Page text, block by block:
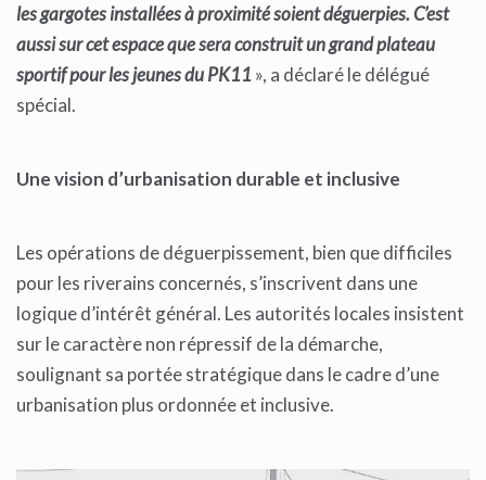
les gargotes installées à proximité soient déguerpies. C’est
aussi sur cet espace que sera construit un grand plateau
sportif pour les jeunes du PK11», a déclaré le délégué
spécial.
Une vision d’urbanisation durable et inclusive
Les opérations de déguerpissement, bien que difficiles
pour les riverains concernés, s’inscrivent dans une
logique d’intérêt général. Les autorités locales insistent
sur le caractère non répressif de la démarche,
soulignant sa portée stratégique dans le cadre d’une
urbanisation plus ordonnée et inclusive.